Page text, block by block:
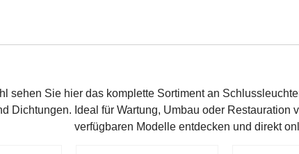
sehen Sie hier das komplette Sortiment an
Dichtungen. Ideal für Wartung, Umbau oder Restauration
verfügbaren Modelle entdecken und direkt